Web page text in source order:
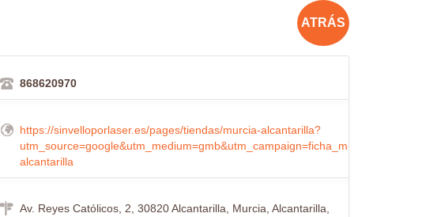
ATRÁS
868620970
https://sinvelloporlaser.es/pages/tiendas/murcia-alcantarilla?
utm_source=google&utm_medium=gmb&utm_campaign=ficha_murcia-
alcantarilla
Av. Reyes Católicos, 2, 30820 Alcantarilla, Murcia, Alcantarilla,